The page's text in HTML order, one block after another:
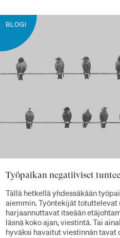
Työpaikan negatiiviset
Tällä hetkellä yhdessäkään
aiemmin. Työntekijät
harjaannuttavat itseään
läsnä koko ajan, viestintä. Tai
hyväksi havaitut viestinnän tavat
BLOGI